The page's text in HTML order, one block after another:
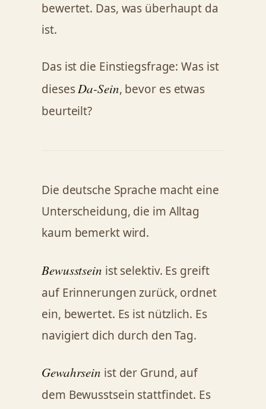
bewertet. Das, was überhaupt da
ist.
Das ist die Einstiegsfrage: Was ist
diesesDa-Sein, bevor es etwas
beurteilt?
Die deutsche Sprache macht eine
Unterscheidung, die im Alltag
kaum bemerkt wird.
Bewusstsein ist selektiv. Es greift
auf Erinnerungen zurück, ordnet
ein, bewertet. Es ist nützlich. Es
navigiert dich durch den Tag.
Gewahrsein ist der Grund, auf
dem Bewusstsein stattfindet. Es